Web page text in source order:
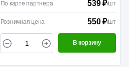
По карте партнера 539 ₽/шт
Розничная цена 550 ₽/шт
В корзину